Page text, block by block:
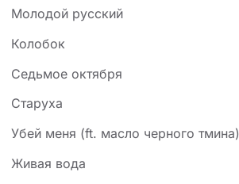
Молодой русский
Колобок
Седьмое октября
Старуха
Убей меня (ft. масло черного тмина)
Живая вода